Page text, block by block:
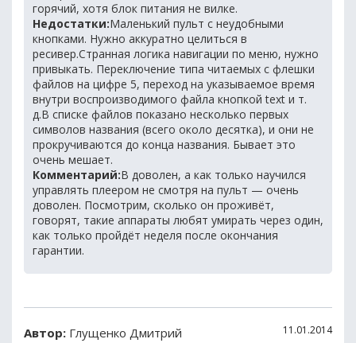
горячий, хотя блок питания не вилке.
Недостатки:Маленький пульт с неудобными
кнопками. Нужно аккуратно целиться в
ресивер.Странная логика навигации по меню, нужно
привыкать. Переключение типа читаемых с флешки
файлов на цифре 5, переход на указываемое время
внутри воспроизводимого файла кнопкой text и т.
д.В списке файлов показано несколько первых
символов названия (всего около десятка), и они не
прокручиваются до конца названия. Бывает это
очень мешает.
Комментарий:В доволен, а как только научился
управлять плеером не смотря на пульт — очень
доволен. Посмотрим, сколько он проживёт,
говорят, такие аппараты любят умирать через один,
как только пройдёт неделя после окончания
гарантии.
Автор: Глущенко Дмитрий 11.01.2014